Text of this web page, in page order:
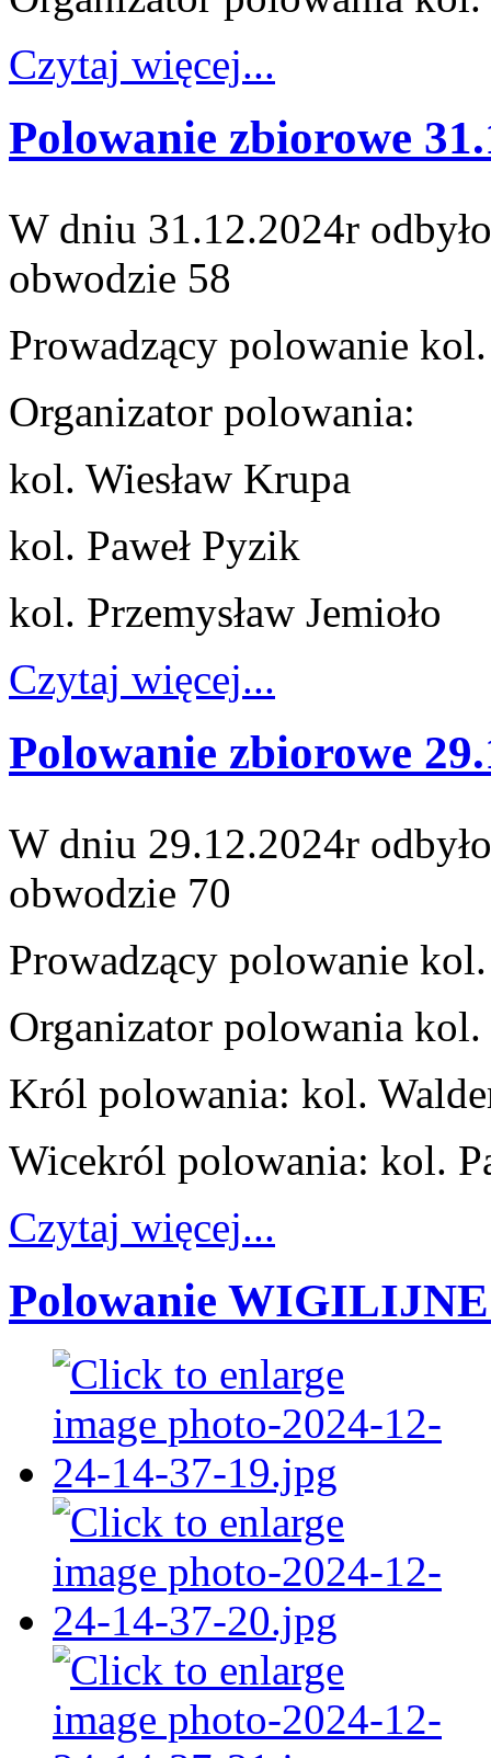
Czytaj więcej...
Polowanie zbiorowe
W dniu 31.12.2024r
obwodzie 58
Prowadzący polowanie
Organizator polowania:
kol. Wiesław Krupa
kol. Paweł Pyzik
kol. Przemysław Jemioło
Czytaj więcej...
Polowanie zbiorowe
W dniu 29.12.2024r
obwodzie 70
Prowadzący polowanie
Organizator polowania kol.
Król polowania: kol.
Wicekról polowania: kol.
Czytaj więcej...
Polowanie WIGILIJNE